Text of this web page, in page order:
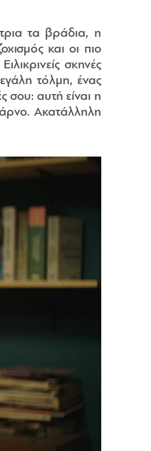
τα βράδια, η
και οι πιο
σκηνές
τόλμη, ένας
σου: αυτή είναι η
Ακατάλληλη